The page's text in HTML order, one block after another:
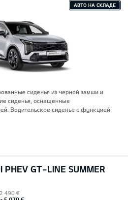
АВТО НА СКЛАДЕ
сиденья из черной замши и
сиденья, оснащенные
Водительское сиденье с функцией
PHEV GT-LINE SUMMER
490 €